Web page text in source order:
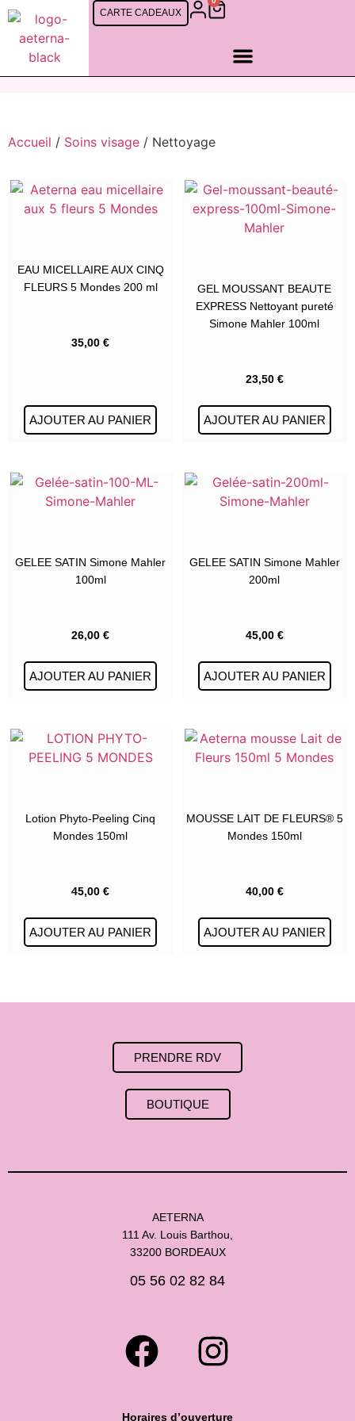
CARTE CADEAUX
Accueil / Soins visage / Nettoyage
EAU MICELLAIRE AUX CINQ
FLEURS 5 Mondes 200 ml
35,00€
AJOUTER AU PANIER
GEL MOUSSANT BEAUTE
EXPRESS Nettoyant pureté
Simone Mahler 100ml
23,50 €
AJOUTER AU PANIER
GELEE SATIN Simone Mahler
100ml
26,00€
AJOUTER AU PANIER
GELEE SATIN Simone Mahler
200ml
45,00 €
AJOUTER AU PANIER
Lotion Phyto-Peeling Cinq
Mondes 150ml
45,00€
AJOUTER AU PANIER
MOUSSE LAIT DE FLEURS® 5
Mondes 150ml
40,00 €
AJOUTER AU PANIER
PRENDRE RDV
BOUTIQUE
AETERNA
111 Av. Louis Barthou,
33200 BORDEAUX
05 56 02 82 84
Horaires d’ouverture